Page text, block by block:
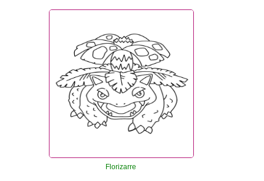
Florizarre